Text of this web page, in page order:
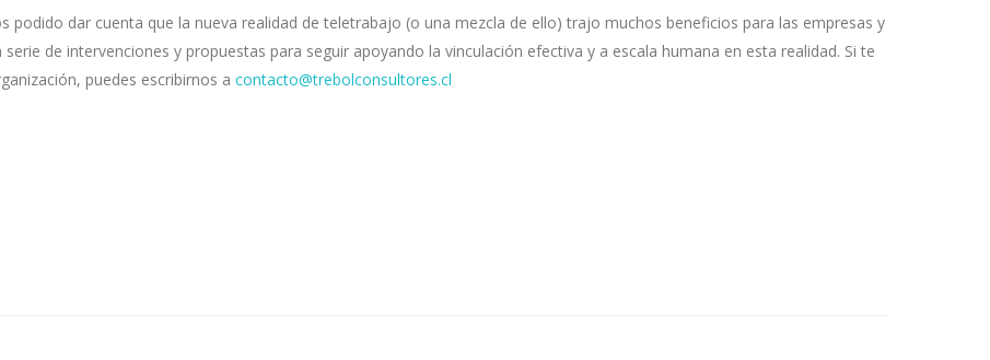
dar cuenta que la nueva realidad de teletrabajo (o una mezcla de ello) trajo muchos beneficios para las empresas y
de intervenciones y propuestas para seguir apoyando la vinculación efectiva y a escala humana en esta realidad. Si te
puedes escribirnos a contacto@trebolconsultores.cl